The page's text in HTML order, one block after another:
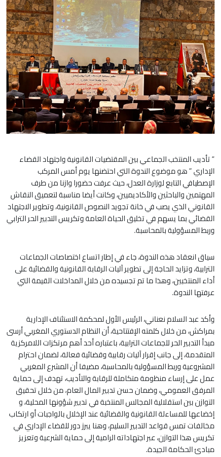
” تأديب المنتخب الجماعي بين المقتضيات القانونية واجتهاد القضاء
الإداري ” هو موضوع الندوة التي احتضنها يوم أمس المركب
الإصطيافي التابع لوزارة العدل، حيث عرفت حضورا وازنا من طرف
المهتمين والباحثين والأكاديميين، وكانت أيضا مناسبة لتعميق النقاش
القانوني الذي يصب في خانة تجويد النصوص القانونية، وتطوير الاجتهاد
القضائي بما يسهم في تخليق الحياة العامة وتكريس التدبير الحر الترابي
وربط المسؤولية بالمحاسبة.
سياق انعقاد هذه الندوة، جاء في إطار اتساع اختصاصات الجماعات
الترابية، وتزايد الحاجة إلى تطوير آليات الرقابة القانونية والقضائية على
أداء المنتخبين، وهذا ما تم تجسيده من خلال المداخلات القيمة التي
عرفتها الندوة.
وأكد عبد السلام نعناني، الرئيس الأول لمحكمة الاستئناف الإدارية
بمراكش، من خلال كلمته الإفتتاحية، أن النظام الدستوري المغربي أرسى
مبدأ التدبير الحر للجماعات الترابية، باعتباره أحد أهم مرتكزات اللامركزية
المتقدمة، إلى جانب إقرار آليات رقابية وقضائية فعالة، لضمان احترام
المشروعية وربط المسؤولية بالمحاسبة، مضيفا أن المشرع المغربي
عمل على إرساء منظومة متكاملة للرقابة والتأديب، تهدف إلى حماية
المرفق العمومي، وضمان حسن تدبير المال العام، من خلال تحقيق
التوازن بين استقلالية المجالس المنتخبة في تدبير شؤونها المحلية، و
إخضاعها للمساءلة القانونية والقضائية عند الإخلال بالواجبات أو ارتكاب
مخالفات تمس قواعد التدبير السليم، وهنا يبرز دور للقضاء الإداري في
تكريس هذا التوازن، عبر اجتهاداته الرامية إلى حماية الشرعية وتعزيز
مبادئ الحكامة الجيدة.